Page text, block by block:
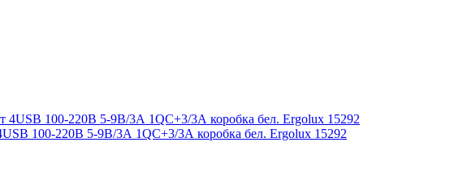
100-220В 5-9В/3А 1QC+3/3А коробка бел. Ergolux 15292